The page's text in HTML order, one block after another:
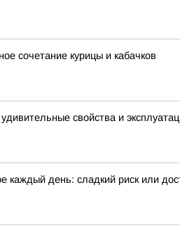
сочетание курицы и кабачков
свойства и
каждый день: сладкий риск или